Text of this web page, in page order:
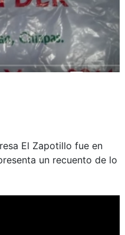
El Zapotillo fue en
un recuento de lo